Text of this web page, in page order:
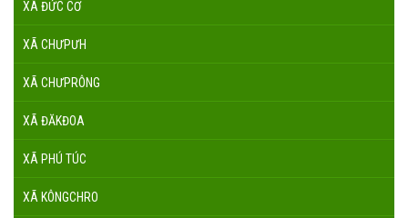
XÃ ĐỨC CƠ
XÃ CHƯPƯH
XÃ CHƯPRÔNG
XÃ ĐĂKĐOA
XÃ PHÚ TÚC
XÃ KÔNGCHRO